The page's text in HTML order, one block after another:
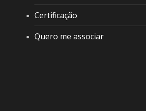
Certificação
Quero me associar